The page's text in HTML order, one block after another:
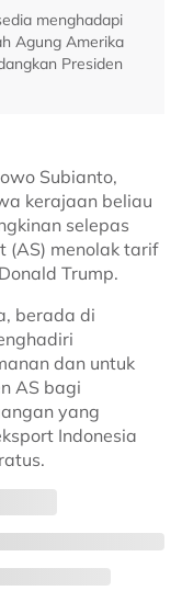
menghadapi
Agung Amerika
Presiden
Subianto,
kerajaan beliau
selepas
(AS) menolak tarif
Trump.
berada di
dan untuk
AS bagi
yang
Indonesia